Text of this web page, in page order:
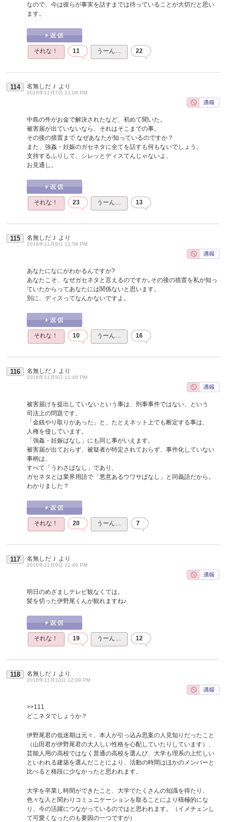
なので、今は彼らが事実を話すまでは待っていることが大切だと思い
ます。
それな！ 11 うーん… 22
114 名無しだＪ より
2016年11月7日 11:06 PM
中島の件がお金で解決されたなど、初めて聞いた。
被害届が出ていないなら、それはそこまでの事。
その後の措置まで なぜあなたが知っているのですか？
また、強姦・妊娠のガセネタに全てを話すも何もないでしょう。
支持するふりして、シレッとディスてんじゃないよ、
お見通し。
それな！ 23 うーん… 13
115 名無しだＪ より
2016年11月8日 11:58 PM
あなたになにがわかるんですか?
あなたこそ、なぜガセネタと言えるのですか｡その後の措置を私が知っ
ていたからってあなたには関係ないと思います。
別に、ディスってなんかないですよ。
それな！ 10 うーん… 16
116 名無しだＪ より
2016年11月9日 11:46 PM
被害届けを提出していないという事は、刑事事件ではない、という
司法上の問題です。
「金銭やり取りがあった」と、たとえネット上でも断定する事は、
人権を侵しています。
「強姦・妊娠ばなし」にも同じ事がいえます。
被害届が出ておらず、被疑者が特定されておらず、事件化していない
事柄は、
すべて「うわさばなし」であり、
ガセネタとは業界用語で「悪意あるウワサばなし」と同義語だから。
わかりました？
それな！ 20 うーん… 7
117 名無しだＪ より
2016年11月9日 11:46 PM
明日のめざましテレビ観なくては。
髪を切った伊野尾くんが観れますね♪
それな！ 19 うーん… 12
118 名無しだＪ より
2016年11月10日 12:09 PM
>>111
どこネタでしょうか？
伊野尾君の低迷期は元々、本人が引っ込み思案の人見知りだったこと
（山田君が伊野尾君の大人しい性格を心配していたりしています）、
芸能人用の高校ではなく普通の高校を選んび、大学も理系の上忙しい
といわれる建築を選んだことにより、活動の時間はほかのメンバーと
比べると格段に少なかったと思われます。
大学を卒業し時間ができたこと、大学でたくさんの知識を得たり、
色々な人と関わりコミュニケーションを取ることにより積極的にな
り、今の活躍につながっているのではと思われます。（イメチェンし
て可愛くなったのも要因の一つですが）